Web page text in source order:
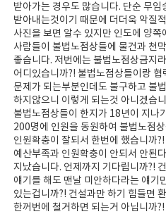
받아가는 경우도 많습니다. 단순 무
받아내는것이기 때문에 더더욱 악질
사진을 보면 알수 있지만 인도에 양쪽
사람들이 불법노점상들에 물건과 천
좋습니다. 저번에는 불법노점상금지
어디있습니까?! 불법노점상들이랑
문제가 되는부분인데도 불구하고 불
하지않으니 이렇게 되는것 아니겠습
불법노점상들이 한지가 18년이 지나
200명에 인원을 동원하여 불법노점
인원확충이 잘되서 한번에 했습니까
예산부족과 인원확충이 안되서 안된
지났습니다. 언제까지 기다립니까?!
얘기를 해도 맨날 미안하다라는 얘기
있는겁니까?! 건설과만 하기 힘들면
한꺼번에 철거하면 되는거 아닙니까